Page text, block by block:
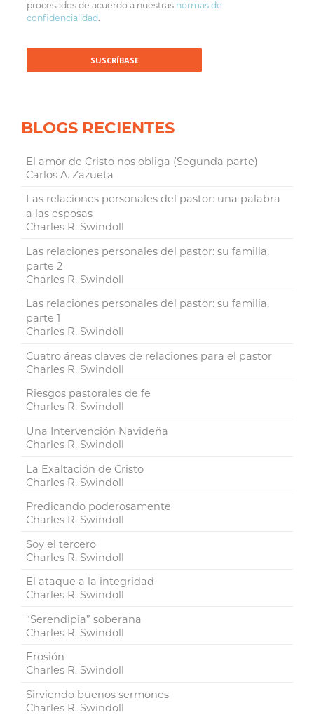
procesados de acuerdo a nuestras normas de
confidencialidad.
BLOGS RECIENTES
El amor de Cristo nos obliga (Segunda parte)
Carlos A. Zazueta
Las relaciones personales del pastor: una palabra
a las esposas
Charles R. Swindoll
Las relaciones personales del pastor: su familia,
parte 2
Charles R. Swindoll
Las relaciones personales del pastor: su familia,
parte 1
Charles R. Swindoll
Cuatro áreas claves de relaciones para el pastor
Charles R. Swindoll
Riesgos pastorales de fe
Charles R. Swindoll
Una Intervención Navideña
Charles R. Swindoll
La Exaltación de Cristo
Charles R. Swindoll
Predicando poderosamente
Charles R. Swindoll
Soy el tercero
Charles R. Swindoll
El ataque a la integridad
Charles R. Swindoll
“Serendipia” soberana
Charles R. Swindoll
Erosión
Charles R. Swindoll
Sirviendo buenos sermones
Charles R. Swindoll